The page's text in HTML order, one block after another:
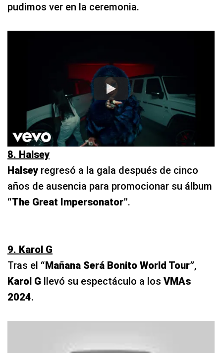
pudimos ver en la ceremonia.
8. Halsey
Halsey regresó a la gala después de cinco
años de ausencia para promocionar su álbum
“The Great Impersonator”.
9. Karol G
Tras el “Mañana Será Bonito World Tour”,
Karol G llevó su espectáculo a los VMAs
2024.